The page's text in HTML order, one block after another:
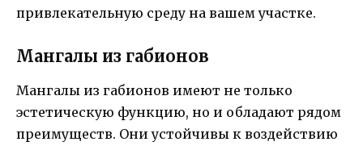
привлекательную среду на вашем участке.
Мангалы из габионов
Мангалы из габионов имеют не только
эстетическую функцию, но и обладают рядом
преимуществ. Они устойчивы к воздействию